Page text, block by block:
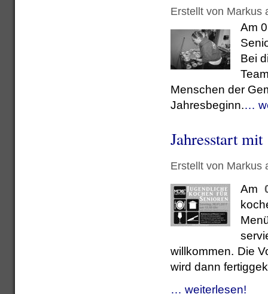
Erstellt von Markus
Am
Bei
Menschen der
Jahresbeginn.…
Jahresstart
Erstellt von Markus
Am
willkommen. Die
wird dann
… weiterlesen!